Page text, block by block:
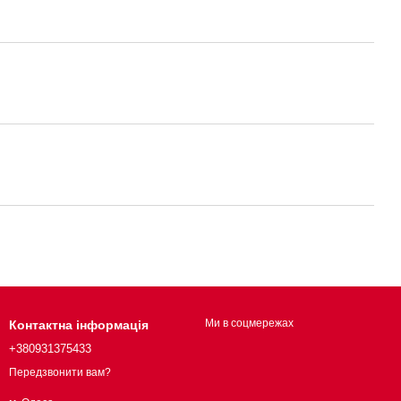
Контактна інформація
+380931375433
Передзвонити вам?
Ми в соцмережах